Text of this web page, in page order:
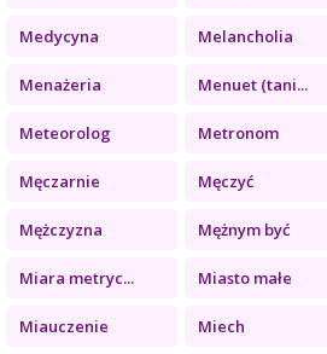
Medycyna Melancholia
Menażeria Menuet (tani...
Meteorolog Metronom
Męczarnie Męczyć
Mężczyzna Mężnym być
Miara metryc... Miasto małe
Miauczenie Miech